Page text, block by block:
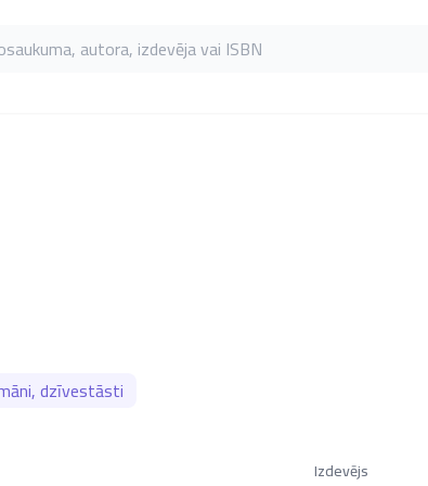
autora, izdevēja vai ISBN
dzīvestāsti
Izdevējs